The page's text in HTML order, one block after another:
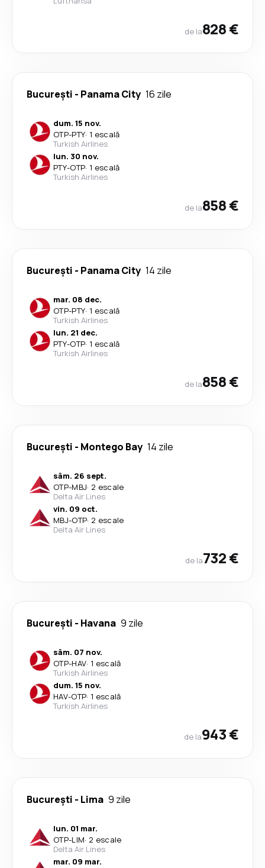
de la828 €
București - Panama City 16 zile
dum. 15 nov.
OTP-PTY· 1 escală
Turkish Airlines
lun. 30 nov.
PTY-OTP· 1 escală
Turkish Airlines
de la858 €
București - Panama City 14 zile
mar. 08 dec.
OTP-PTY· 1 escală
Turkish Airlines
lun. 21 dec.
PTY-OTP· 1 escală
Turkish Airlines
de la858 €
București - Montego Bay 14 zile
sâm. 26 sept.
OTP-MBJ· 2 escale
Delta Air Lines
vin. 09 oct.
MBJ-OTP· 2 escale
Delta Air Lines
de la732 €
București - Havana 9 zile
sâm. 07 nov.
OTP-HAV· 1 escală
Turkish Airlines
dum. 15 nov.
HAV-OTP· 1 escală
Turkish Airlines
de la943 €
București - Lima 9 zile
lun. 01 mar.
OTP-LIM· 2 escale
Delta Air Lines
mar. 09 mar.